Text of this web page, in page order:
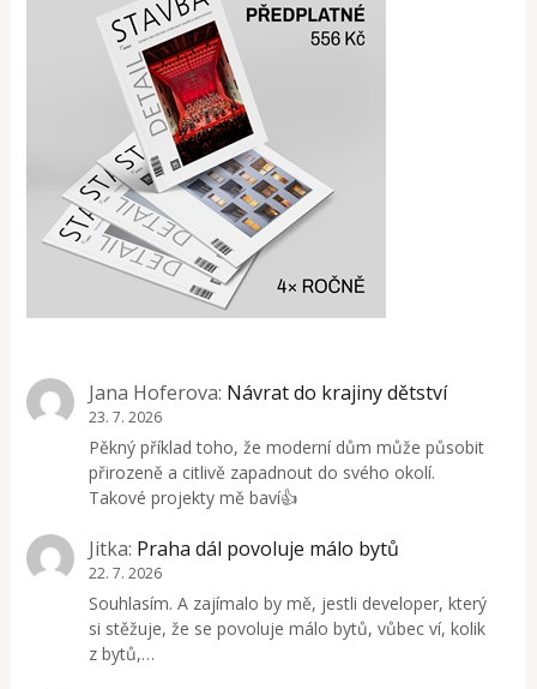
Jana Hoferova: Návrat do krajiny dětství
23. 7. 2026
Pěkný příklad toho, že moderní dům může působit
přirozeně a citlivě zapadnout do svého okolí.
Takové projekty mě baví👍
Jitka: Praha dál povoluje málo bytů
22. 7. 2026
Souhlasím. A zajímalo by mě, jestli developer, který
si stěžuje, že se povoluje málo bytů, vůbec ví, kolik
z bytů,…